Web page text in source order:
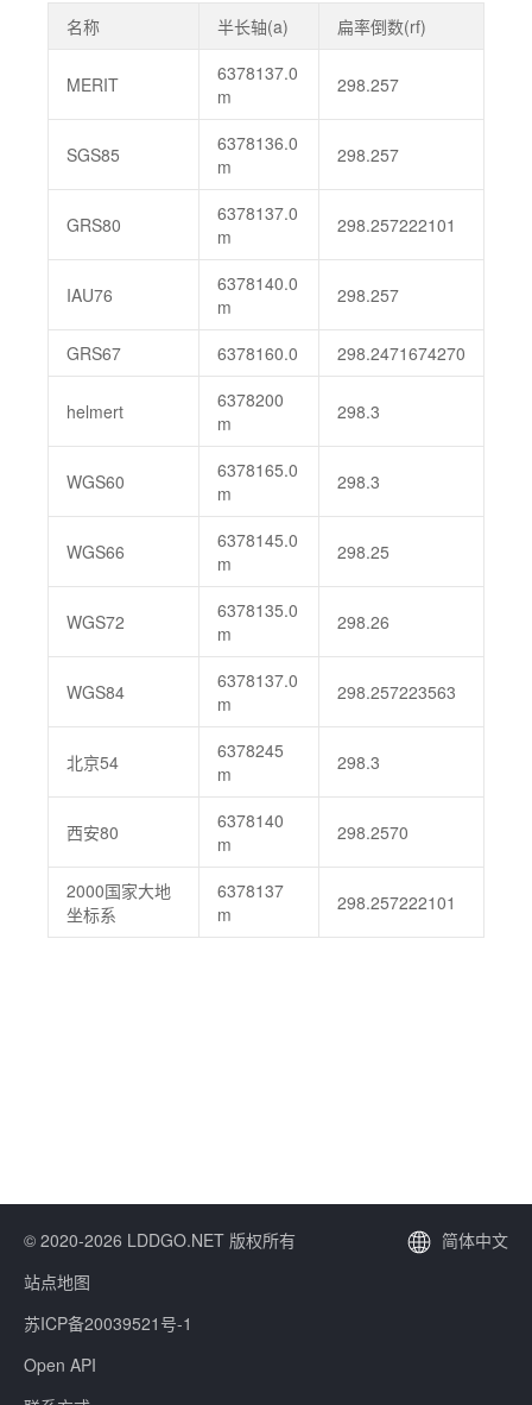
名称 半长轴(a) 扁率倒数(rf)
MERIT
6378137.0
m
298.257
SGS85
6378136.0
m
298.257
GRS80
6378137.0
m
298.257222101
IAU76
6378140.0
m
298.257
GRS67 6378160.0 298.2471674270
helmert
6378200
m
298.3
WGS60
6378165.0
m
298.3
WGS66
6378145.0
m
298.25
WGS72
6378135.0
m
298.26
WGS84
6378137.0
m
298.257223563
北京54
6378245
m
298.3
西安80
6378140
m
298.2570
2000国家大地
坐标系
6378137
m
298.257222101
© 2020-2026 LDDGO.NET 版权所有
站点地图
苏ICP备20039521号-1
Open API
简体中文